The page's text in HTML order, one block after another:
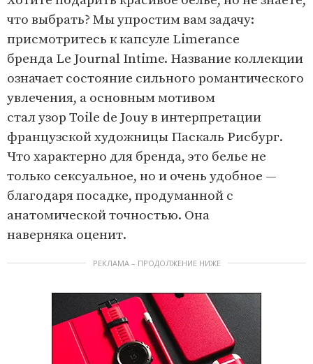
e
m
1
o
f
6
что выбрать? Мы упростим вам задачу:
присмотритесь к капсуле Limerance
бренда Le Journal Intime. Название коллекции
означает состояние сильного романтического
увлечения, а основным мотивом
стал узор Toile de Jouy в интерпретации
французской художницы Паскаль Рисбург.
Что характерно для бренда, это белье не
только сексуальное, но и очень удобное —
благодаря посадке, продуманной с
анатомической точностью. Она
наверняка оценит.
РЕКЛАМА – ПРОДОЛЖЕНИЕ НИЖЕ